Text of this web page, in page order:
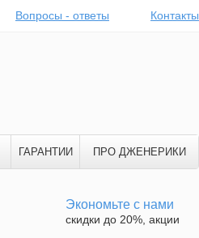
Вопросы - ответы Контакты
ГАРАНТИИ ПРО ДЖЕНЕРИКИ
Экономьте с нами
скидки до 20%, акции